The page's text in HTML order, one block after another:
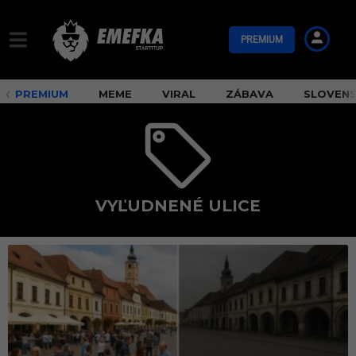
PREMIUM
PREMIUM MEME VIRAL ZÁBAVA
VYĽUDNENÉ ULICE
v
y
ľ
u